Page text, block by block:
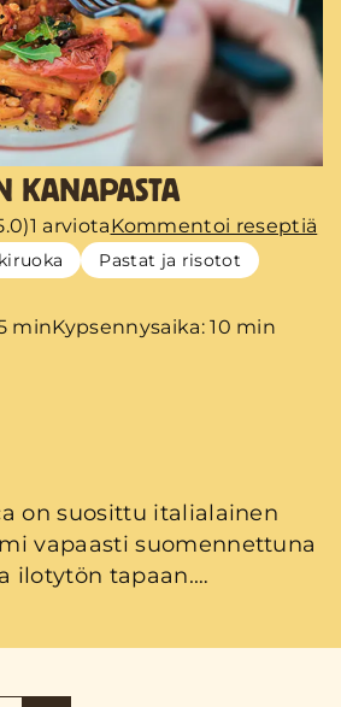
KANAPASTA
1 arviotaKommentoi reseptiä
Pastat ja risotot
minKypsennysaika: 10 min
on suosittu italialainen
vapaasti suomennettuna
ilotytön tapaan.
tähän broileriruokaan